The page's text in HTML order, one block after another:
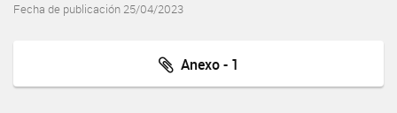
Fecha de publicación 25/04/2023
Anexo - 1